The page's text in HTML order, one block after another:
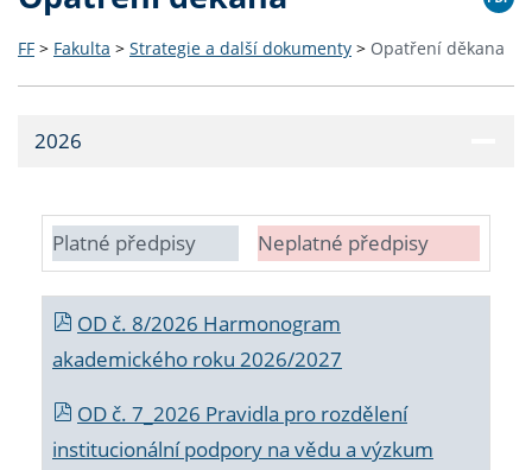
FF > Fakulta > Strategie a další dokumenty > Opatření děkana
2026
Platné předpisy Neplatné předpisy
OD č. 8/2026 Harmonogram
akademického roku 2026/2027
OD č. 7_2026 Pravidla pro rozdělení
institucionální podpory na vědu a výzkum